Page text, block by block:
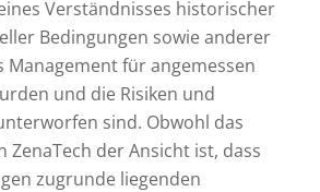
Verständnisses historischer
Bedingungen sowie anderer
Management für angemessen
und die Risiken und
sind. Obwohl das
ZenaTech der Ansicht ist, dass
zugrunde liegenden